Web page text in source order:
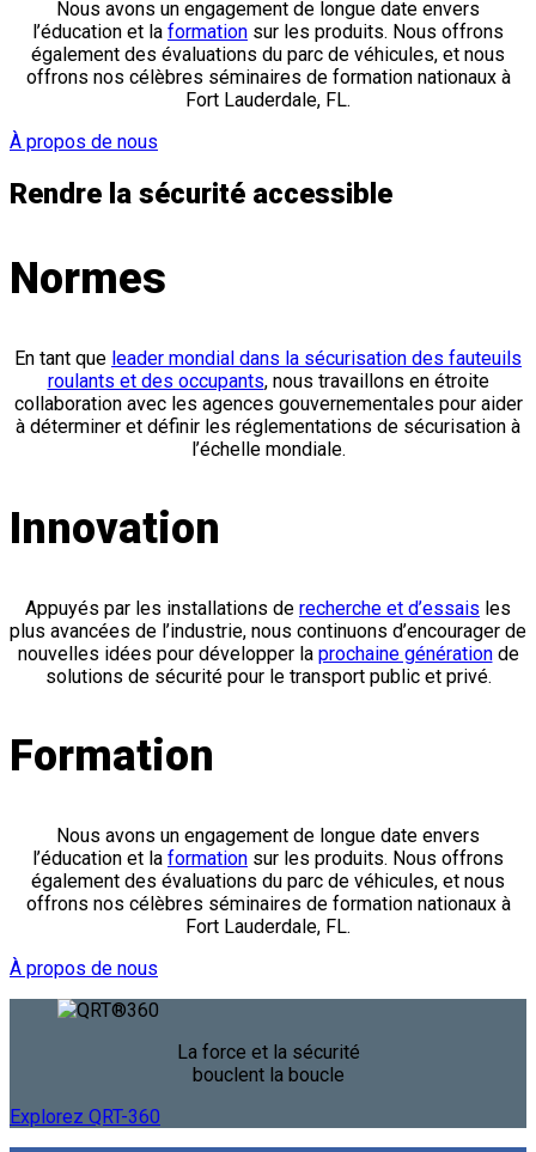
Nous avons un engagement de longue date envers
l’éducation et la formation sur les produits. Nous offrons
également des évaluations du parc de véhicules, et nous
offrons nos célèbres séminaires de formation nationaux à
Fort Lauderdale, FL.
À propos de nous
Rendre la sécurité accessible
Normes
En tant que leader mondial dans la sécurisation des fauteuils
roulants et des occupants, nous travaillons en étroite
collaboration avec les agences gouvernementales pour aider
à déterminer et définir les réglementations de sécurisation à
l’échelle mondiale.
Innovation
Appuyés par les installations de recherche et d’essais les
plus avancées de l’industrie, nous continuons d’encourager de
nouvelles idées pour développer la prochaine générationde
solutions de sécurité pour le transport public et privé.
Formation
Nous avons un engagement de longue date envers
l’éducation et la formation sur les produits. Nous offrons
également des évaluations du parc de véhicules, et nous
offrons nos célèbres séminaires de formation nationaux à
Fort Lauderdale, FL.
À propos de nous
La force et la sécurité
bouclent la boucle
Explorez QRT-360